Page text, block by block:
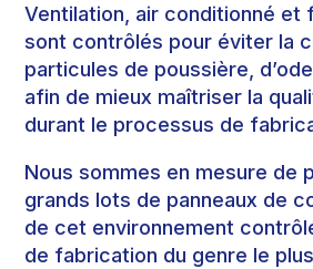
Ventilation, air conditionné et
sont contrôlés pour éviter la
particules de poussière,
afin de mieux maîtriser la
durant le processus de
Nous sommes en mesure de
grands lots de panneaux de
de cet environnement
de fabrication du genre le